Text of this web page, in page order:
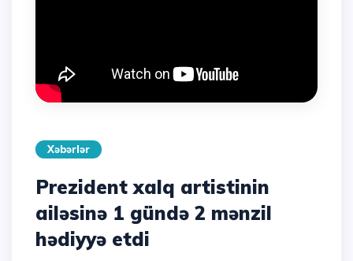
Xəbərlər
Prezident xalq artistinin
ailəsinə 1 gündə 2 mənzil
hədiyyə etdi